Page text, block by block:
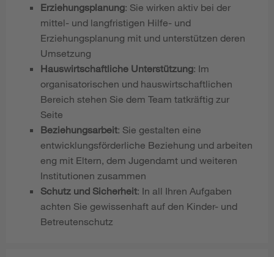
Erziehungsplanung: Sie wirken aktiv bei der
mittel- und langfristigen Hilfe- und
Erziehungsplanung mit und unterstützen deren
Umsetzung
Hauswirtschaftliche Unterstützung: Im
organisatorischen und hauswirtschaftlichen
Bereich stehen Sie dem Team tatkräftig zur
Seite
Beziehungsarbeit: Sie gestalten eine
entwicklungsförderliche Beziehung und arbeiten
eng mit Eltern, dem Jugendamt und weiteren
Institutionen zusammen
Schutz und Sicherheit: In all Ihren Aufgaben
achten Sie gewissenhaft auf den Kinder- und
Betreutenschutz